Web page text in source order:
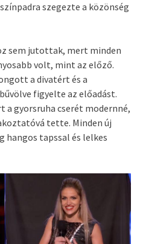
szegezte a közönség
sem jutottak, mert minden
volt, mint az előző.
a divatért és a
figyelte az előadást.
a gyorsruha cserét modernné,
tette. Minden új
hangos tapssal és lelkes